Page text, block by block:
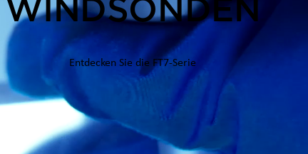
WINDSONDEN
Entdecken Sie die FT7-Serie